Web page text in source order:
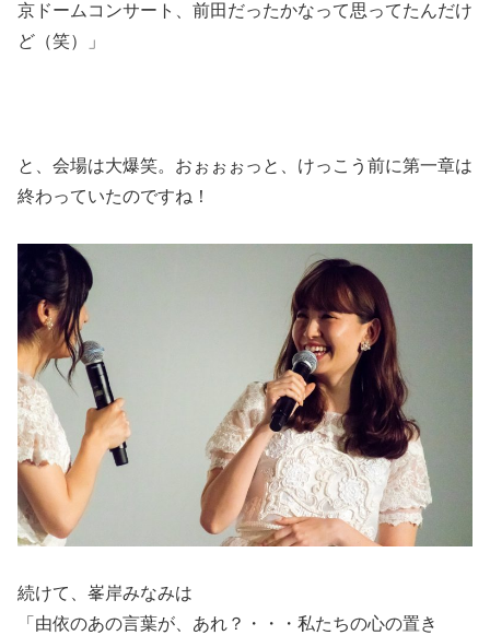
京ドームコンサート、前田だったかなって思ってたんだけ
ど（笑）」
と、会場は大爆笑。おぉぉぉっと、けっこう前に第一章は
終わっていたのですね！
続けて、峯岸みなみは
「由依のあの言葉が、あれ？・・・私たちの心の置き